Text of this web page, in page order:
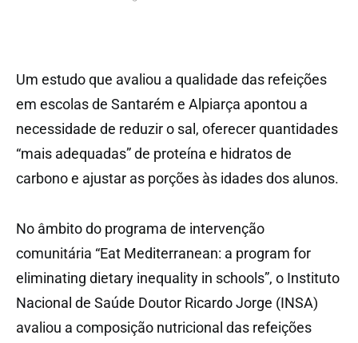
Um estudo que avaliou a qualidade das refeições
em escolas de Santarém e Alpiarça apontou a
necessidade de reduzir o sal, oferecer quantidades
“mais adequadas” de proteína e hidratos de
carbono e ajustar as porções às idades dos alunos.
No âmbito do programa de intervenção
comunitária “Eat Mediterranean: a program for
eliminating dietary inequality in schools”, o Instituto
Nacional de Saúde Doutor Ricardo Jorge (INSA)
avaliou a composição nutricional das refeições